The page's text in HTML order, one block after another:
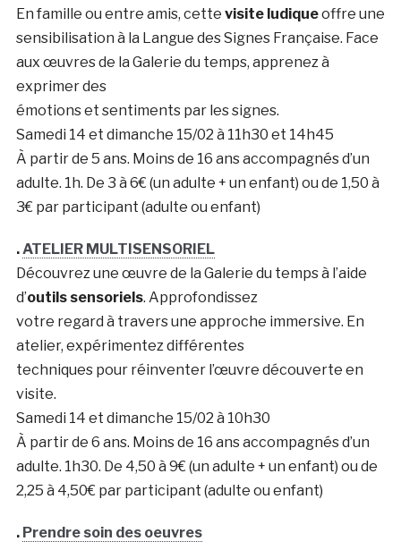
En famille ou entre amis, cette visite ludiqueoffre une
sensibilisation à la Langue des Signes Française. Face
aux œuvres de la Galerie du temps, apprenez à
exprimer des
émotions et sentiments par les signes.
Samedi 14 et dimanche 15/02 à 11h30 et 14h45
À partir de 5 ans. Moins de 16 ans accompagnés d’un
adulte. 1h. De 3 à 6€ (un adulte + un enfant) ou de 1,50 à
3€ par participant (adulte ou enfant)
.ATELIER MULTISENSORIEL
Découvrez une œuvre de la Galerie du temps à l’aide
d’outils sensoriels. Approfondissez
votre regard à travers une approche immersive. En
atelier, expérimentez différentes
techniques pour réinventer l’œuvre découverte en
visite.
Samedi 14 et dimanche 15/02 à 10h30
À partir de 6 ans. Moins de 16 ans accompagnés d’un
adulte. 1h30. De 4,50 à 9€ (un adulte + un enfant) ou de
2,25 à 4,50€ par participant (adulte ou enfant)
. Prendre soin des oeuvres